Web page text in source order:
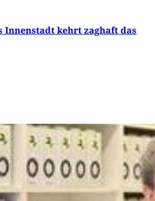
Innenstadt kehrt zaghaft das